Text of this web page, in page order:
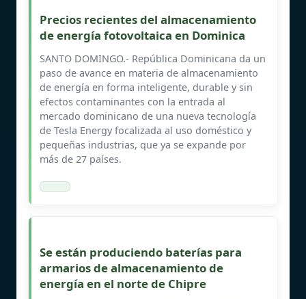
Precios recientes del almacenamiento
de energía fotovoltaica en Dominica
SANTO DOMINGO.- República Dominicana da un
paso de avance en materia de almacenamiento
de energía en forma inteligente, durable y sin
efectos contaminantes con la entrada al
mercado dominicano de una nueva tecnología
de Tesla Energy focalizada al uso doméstico y
pequeñas industrias, que ya se expande por
más de 27 países.
Se están produciendo baterías para
armarios de almacenamiento de
energía en el norte de Chipre